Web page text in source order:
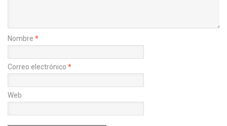
Nombre *
Correo electrónico *
Web